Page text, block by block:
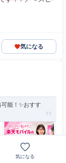
気になる
能！✨おすす
！✨／ ⭐スピ
気になる